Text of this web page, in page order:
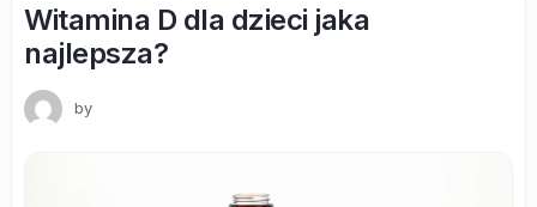
Witamina D dla dzieci jaka
najlepsza?
by